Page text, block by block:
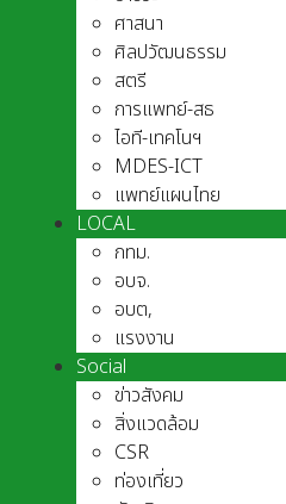
ศาสนา
ศิลปวัฒนธรรม
สตรี
การแพทย์-สธ
ไอที-เทคโนฯ
MDES-ICT
แพทย์แผนไทย
LOCAL
กทม.
อบจ.
อบต,
แรงงาน
Social
ข่าวสังคม
สิ่งแวดล้อม
CSR
ท่องเที่ยว